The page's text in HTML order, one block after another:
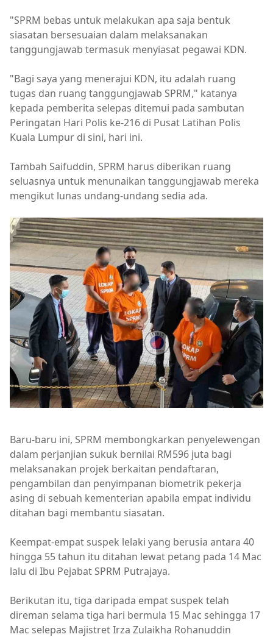
"SPRM bebas untuk melakukan apa saja bentuk
siasatan bersesuaian dalam melaksanakan
tanggungjawab termasuk menyiasat pegawai KDN.
"Bagi saya yang menerajui KDN, itu adalah ruang
tugas dan ruang tanggungjawab SPRM," katanya
kepada pemberita selepas ditemui pada sambutan
Peringatan Hari Polis ke-216 di Pusat Latihan Polis
Kuala Lumpur di sini, hari ini.
Tambah Saifuddin, SPRM harus diberikan ruang
seluasnya untuk menunaikan tanggungjawab mereka
mengikut lunas undang-undang sedia ada.
Baru-baru ini, SPRM membongkarkan penyelewengan
dalam perjanjian sukuk bernilai RM596 juta bagi
melaksanakan projek berkaitan pendaftaran,
pengambilan dan penyimpanan biometrik pekerja
asing di sebuah kementerian apabila empat individu
ditahan bagi membantu siasatan.
Keempat-empat suspek lelaki yang berusia antara 40
hingga 55 tahun itu ditahan lewat petang pada 14 Mac
lalu di Ibu Pejabat SPRM Putrajaya.
Berikutan itu, tiga daripada empat suspek telah
direman selama tiga hari bermula 15 Mac sehingga 17
Mac selepas Majistret Irza Zulaikha Rohanuddin